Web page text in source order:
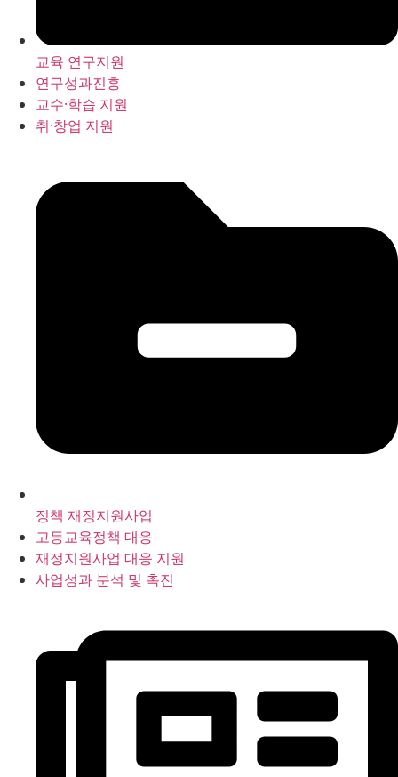
교육 연구지원
연구성과진흥
교수·학습 지원
취·창업 지원
정책 재정지원사업
고등교육정책 대응
재정지원사업 대응 지원
사업성과 분석 및 촉진